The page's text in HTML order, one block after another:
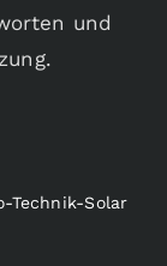
und
Technik-Solar